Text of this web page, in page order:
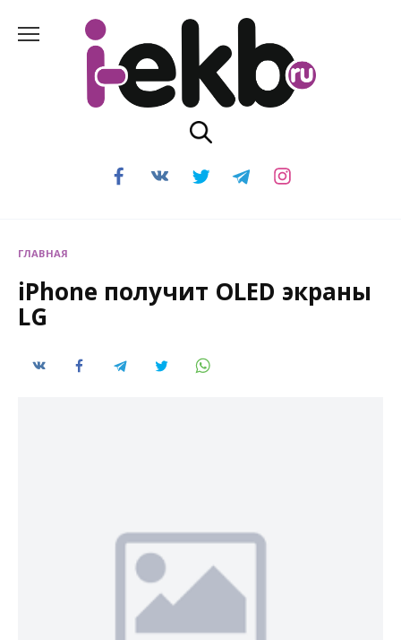
содержанию
ГЛАВНАЯ
iPhone получит OLED экраны
LG